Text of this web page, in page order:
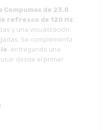
Compumax de 23.8
refresco de 120 Hz,
y una visualización
Se complementa
, entregando una
desde el primer